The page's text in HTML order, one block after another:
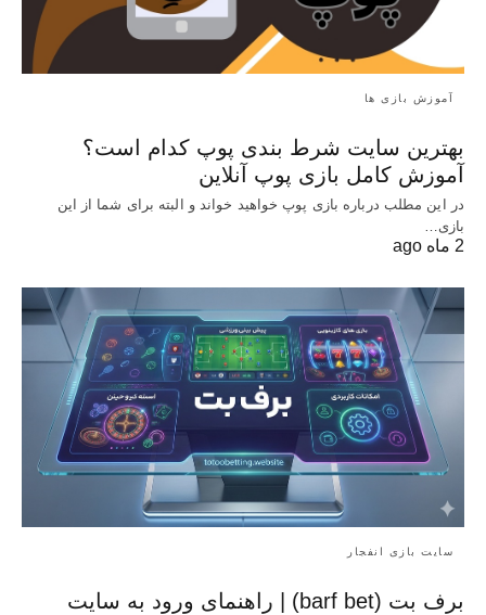
آموزش بازی ها
بهترین سایت شرط بندی پوپ کدام است؟
آموزش کامل بازی پوپ آنلاین
در این مطلب درباره بازی پوپ خواهید خواند و البته برای شما از این
بازی…
2 ماه ago
سایت بازی انفجار
برف بت (barf bet) | راهنمای ورود به سایت